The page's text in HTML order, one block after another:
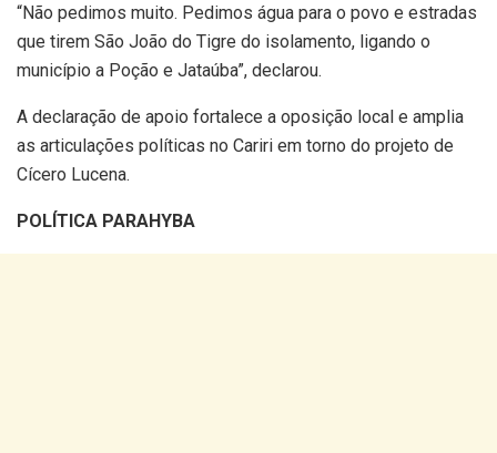
“Não pedimos muito. Pedimos água para o povo e estradas
que tirem São João do Tigre do isolamento, ligando o
município a Poção e Jataúba”, declarou.
A declaração de apoio fortalece a oposição local e amplia
as articulações políticas no Cariri em torno do projeto de
Cícero Lucena.
POLÍTICA PARAHYBA